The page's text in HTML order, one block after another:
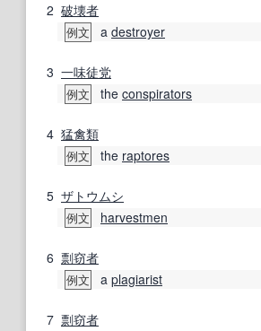
2 破壊者
例文 a destroyer
3 一味徒党
例文 the conspirators
4 猛禽類
例文 the raptores
5 ザトウムシ
例文 harvestmen
6 剽窃者
例文 a plagiarist
7 剽窃者